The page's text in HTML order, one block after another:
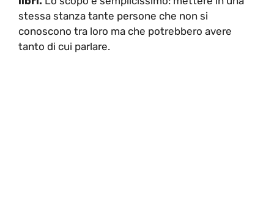
stessa stanza tante persone che non si
conoscono tra loro ma che potrebbero avere
tanto di cui parlare.